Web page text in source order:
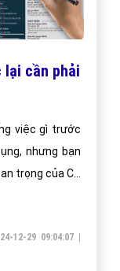
lại cần phải
việc gì trước
nhưng bạn
trọng của CV
mẫu CV hoàn
12-29 09:04:07